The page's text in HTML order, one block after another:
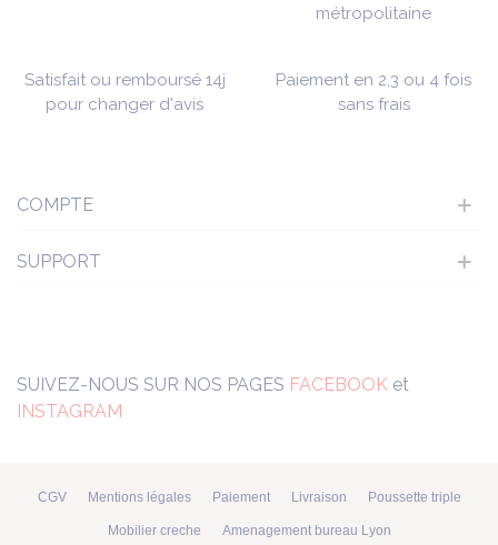
métropolitaine
Satisfait ou remboursé 14j
pour changer d'avis
Paiement en 2,3 ou 4 fois
sans frais
SUIVEZ-NOUS SUR NOS PAGES FACEBOOK et
INSTAGRAM
COMPTE
SUPPORT
CGV Mentions légales Paiement Livraison Poussette triple
Mobilier creche Amenagement bureau Lyon